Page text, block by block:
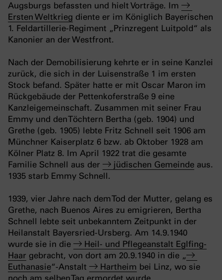
Augsburgs befassten und hielt Vorträge. Im
Ersten Weltkrieg diente er im Königlich Bayerischen
1. Feldartillerie-Regiment „Prinzregent Luitpold“ als
Kanonier an der Westfront.
Nach der Demobilisierung kehrte er in seine Kanzlei
zurück, die sich in der Luisenstraße 1 im ersten
Stock befand. Später hatte er mit Oscar Maron im
Rückgebäude der Pettenkoferstraße 9 eine
Kanzleigemeinschaft. Zusammen mit seiner Frau
Emmy und den Töchtern Bertha (geb. 1904) und
Grethe (geb. 1905) lebte Fritz Schnell seit 1906 am
Münchner Kaiserplatz 6 bzw. ab Oktober 1928 am
Kölner Platz 8. Im April 1922 trat die gesamte
Familie Schnell aus der
jüdischen Gemeinde aus.
1935 starb Emmy Schnell.
1939, vier Jahre nach dem Tod der Mutter, gelang es
Grethe, nach Buenos Aires zu emigrieren, Bertha
Schnell lebte seit unbekanntem Zeitpunkt in der
Heilanstalt Bayersried-Ursberg. Am 14.9.1940
wurde sie in die
Heil- und Pflegeanstalt Eglfing-
Haar gebracht, von dort am 20.9.1940 in die „
Euthanasie“-Anstalt Hartheim bei Linz, wo sie